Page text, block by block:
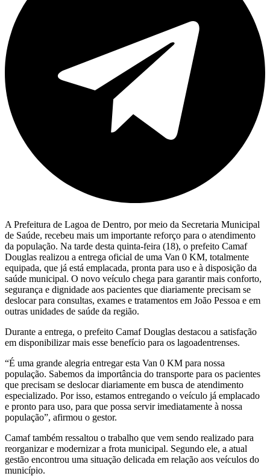
A Prefeitura de Lagoa de Dentro, por meio da Secretaria Municipal
de Saúde, recebeu mais um importante reforço para o atendimento
da população. Na tarde desta quinta-feira (18), o prefeito Camaf
Douglas realizou a entrega oficial de uma Van 0 KM, totalmente
equipada, que já está emplacada, pronta para uso e à disposição da
saúde municipal. O novo veículo chega para garantir mais conforto,
segurança e dignidade aos pacientes que diariamente precisam se
deslocar para consultas, exames e tratamentos em João Pessoa e em
outras unidades de saúde da região.
Durante a entrega, o prefeito Camaf Douglas destacou a satisfação
em disponibilizar mais esse benefício para os lagoadentrenses.
“É uma grande alegria entregar esta Van 0 KM para nossa
população. Sabemos da importância do transporte para os pacientes
que precisam se deslocar diariamente em busca de atendimento
especializado. Por isso, estamos entregando o veículo já emplacado
e pronto para uso, para que possa servir imediatamente à nossa
população”, afirmou o gestor.
Camaf também ressaltou o trabalho que vem sendo realizado para
reorganizar e modernizar a frota municipal. Segundo ele, a atual
gestão encontrou uma situação delicada em relação aos veículos do
município.